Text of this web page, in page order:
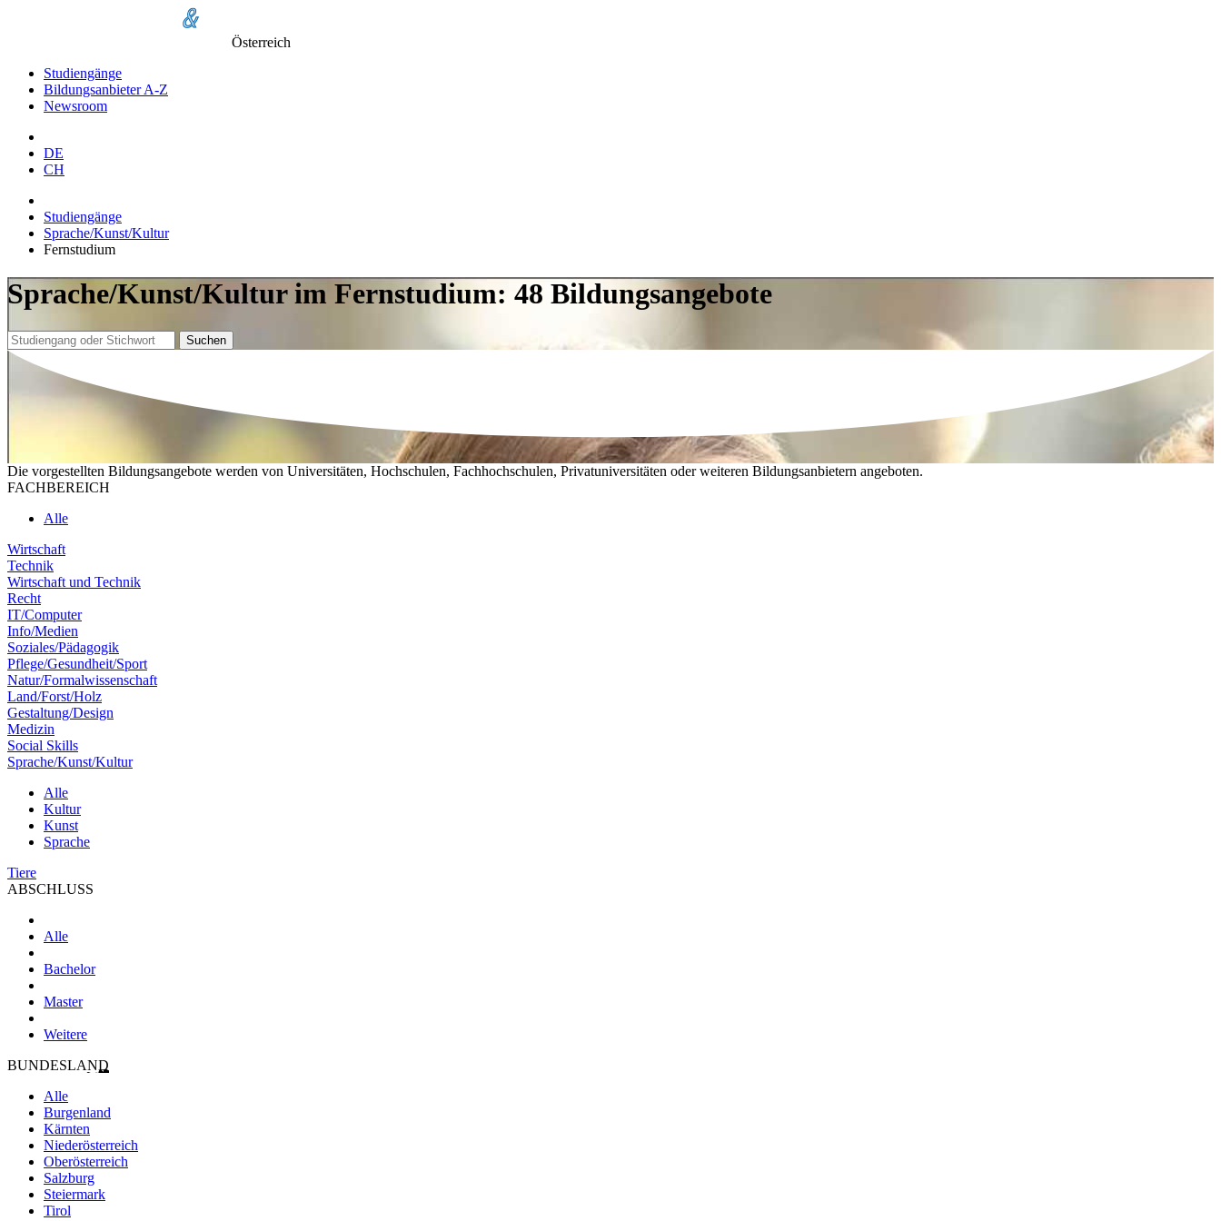
Österreich
Studiengänge
Bildungsanbieter A-Z
Newsroom
DE
CH
Studiengänge
Sprache/Kunst/Kultur
Fernstudium
Sprache/Kunst/Kultur im Fernstudium: 48 Bildungsangebote
Suchen
Die vorgestellten Bildungsangebote werden von Universitäten, Hochschulen, Fachhochschulen, Privatuniversitäten oder weiteren Bildungsanbietern angeboten.
FACHBEREICH
Alle
Wirtschaft
Technik
Wirtschaft und Technik
Recht
IT/Computer
Info/Medien
Soziales/Pädagogik
Pflege/Gesundheit/Sport
Natur/Formalwissenschaft
Land/Forst/Holz
Gestaltung/Design
Medizin
Social Skills
Sprache/Kunst/Kultur
Alle
Kultur
Kunst
Sprache
Tiere
ABSCHLUSS
Alle
Bachelor
Master
Weitere
BUNDESLAND
Alle
Burgenland
Kärnten
Niederösterreich
Oberösterreich
Salzburg
Steiermark
Tirol